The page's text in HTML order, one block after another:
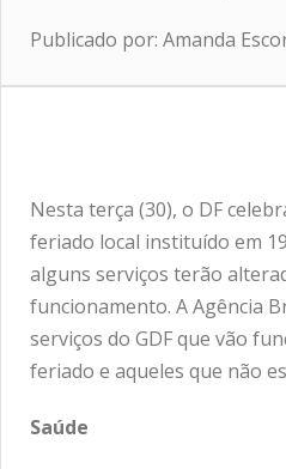
Publicado por: Amanda
Nesta terça (30), o DF
feriado local instituído em
alguns serviços terão
funcionamento. A Agência
serviços do GDF que vão
feriado e aqueles que não
Saúde